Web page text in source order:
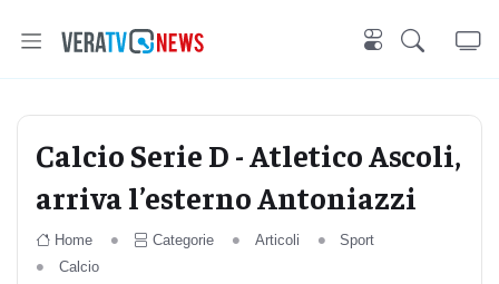
Calcio Serie D - Atletico Ascoli,
arriva l’esterno Antoniazzi
Home Categorie Articoli
Sport
Calcio